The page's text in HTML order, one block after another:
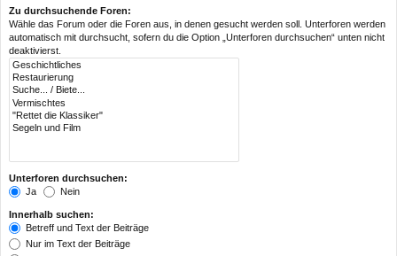
Zu durchsuchende Foren:
Wähle das Forum oder die Foren aus, in denen gesucht werden soll. Unterforen werden
automatisch mit durchsucht, sofern du die Option „Unterforen durchsuchen“ unten nicht
deaktivierst.
Unterforen durchsuchen:
Ja
Nein
Innerhalb suchen:
Betreff und Text der Beiträge
Nur im Text der Beiträge